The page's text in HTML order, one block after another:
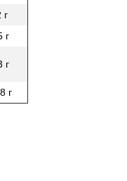
г
г
г
г